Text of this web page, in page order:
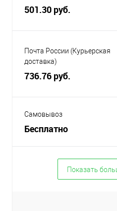
501.30 руб.
Почта России (Курьерская
доставка)
736.76 руб.
Самовывоз
Бесплатно
Показать